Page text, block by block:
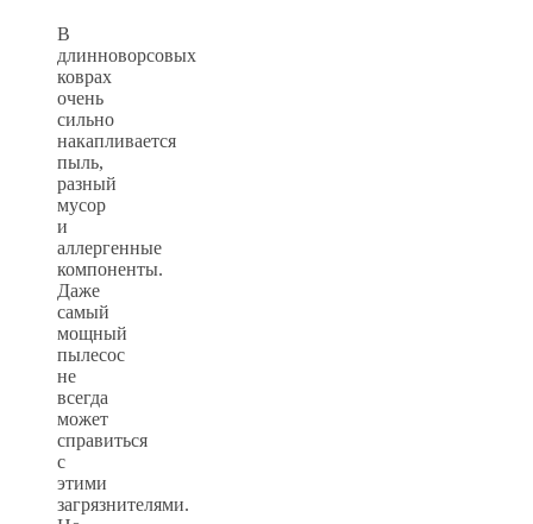
В
длинноворсовых
коврах
очень
сильно
накапливается
пыль,
разный
мусор
и
аллергенные
компоненты.
Даже
самый
мощный
пылесос
не
всегда
может
справиться
с
этими
загрязнителями.